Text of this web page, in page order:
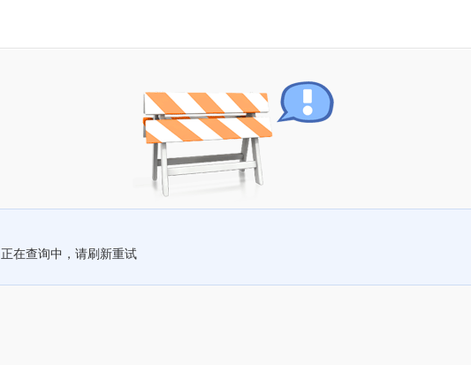
正在查询中，请刷新重试